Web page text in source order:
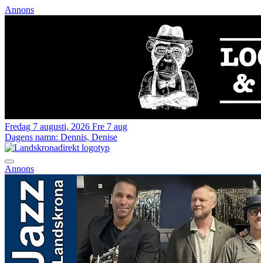
Annons
Fredag 7 augusti, 2026 Fre 7 aug
Dagens namn: Dennis, Denise
Annons